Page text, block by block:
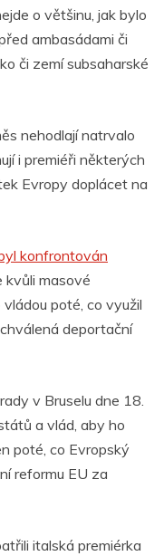
o většinu, jak bylo
ambasádami či
či zemí subsaharské
nehodlají natrvalo
i premiéři některých
Evropy doplácet na
konfrontován
kvůli masové
poté, co využil
deportační
v Bruselu dne 18.
a vlád, aby ho
poté, co Evropský
reformu EU za
italská premiérka